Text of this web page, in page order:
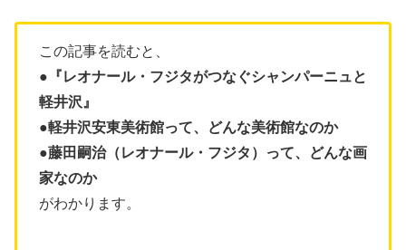
この記事を読むと、
●『レオナール・フジタがつなぐシャンパーニュと
軽井沢』
●軽井沢安東美術館って、どんな美術館なのか
●藤田嗣治（レオナール・フジタ）って、どんな画
家なのか
がわかります。